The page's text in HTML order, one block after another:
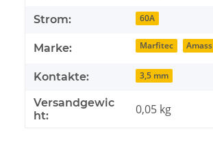
Strom: 60A
Marke: Marfitec Amass
Kontakte: 3,5 mm
Versandgewic
ht:
0,05 kg